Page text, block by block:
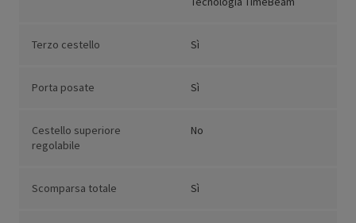
Terzo cestello Sì
Porta posate Sì
Cestello superiore
regolabile
No
Scomparsa totale Sì